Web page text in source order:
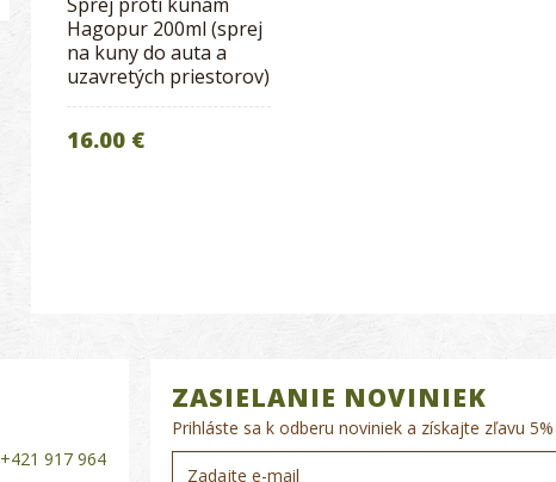
Hagopur 200ml (sprej
na kuny do auta a
uzavretých priestorov)
16.00 €
+421 917 964
ZASIELANIE NOVINIEK
Prihláste sa k odberu noviniek a získajte zľavu